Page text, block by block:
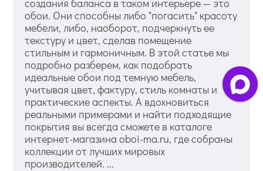
обои. Они способны либо "погасить" красоту
мебели, либо, наоборот, подчеркнуть ее
текстуру и цвет, сделав помещение
стильным и гармоничным. В этой статье мы
подробно разберем, как подобрать
идеальные обои под темную мебель,
учитывая цвет, фактуру, стиль комнаты и
практические аспекты. А вдохновиться
реальными примерами и найти подходящие
покрытия вы всегда сможете в каталоге
интернет-магазина oboi-ma.ru, где собраны
коллекции от лучших мировых
производителей. ...